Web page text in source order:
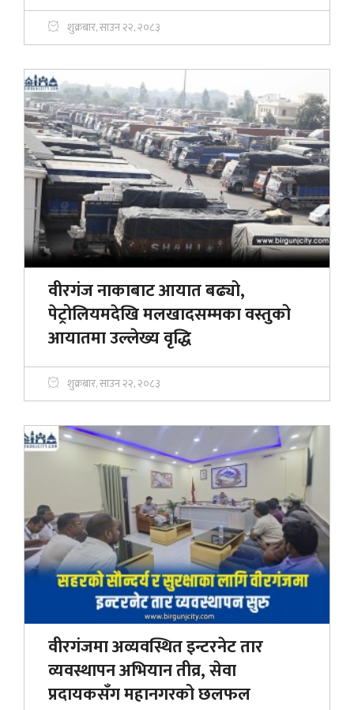
शुक्रबार, साउन २२, २०८३
वीरगंज नाकाबाट आयात बढ्यो,
पेट्रोलियमदेखि मलखादसम्मका वस्तुको
आयातमा उल्लेख्य वृद्धि
शुक्रबार, साउन २२, २०८३
वीरगंजमा अव्यवस्थित इन्टरनेट तार
व्यवस्थापन अभियान तीव्र, सेवा
प्रदायकसँग महानगरको छलफल